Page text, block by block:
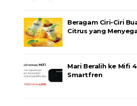
Beragam Ciri-Ciri
Citrus yang
Mari Beralih ke Mifi
Smartfren